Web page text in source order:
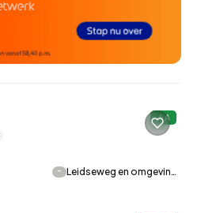
A
- Leidseweg en omgevin…